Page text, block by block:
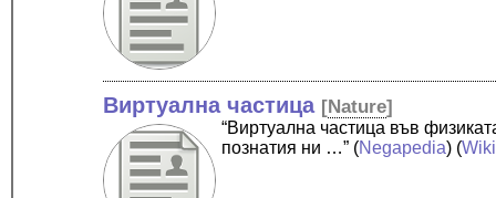
Виртуална частица [Nature]
“Виртуална частица във
познатия ни …” (Negapedia) (